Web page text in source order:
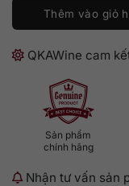
Thêm vào giỏ
QKAWine cam
Sản phẩm
chính hãng
Nhận tư vấn sản